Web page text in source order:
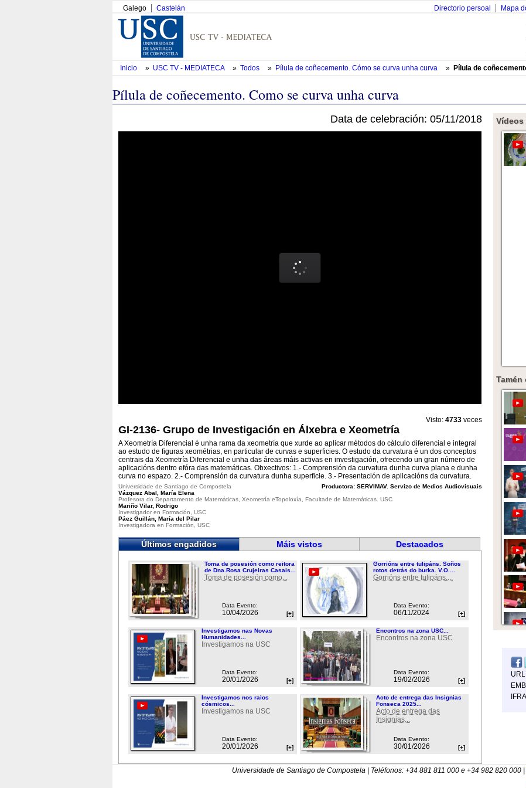
Galego Castelán Mapa
Directorio persoal
Inicio » USC TV - MEDIATECA » Todos » Pílula de coñecemento. Cómo se curva unha curva » Pílula de
Pílula de coñecemento. Como se curva unha curva
Data de celebración: 05/11/2018
Visto: 4733 veces
GI-2136- Grupo de Investigación en Álxebra e Xeometría
A Xeometría Diferencial é unha rama da xeometría que xurde ao aplicar métodos do cálculo diferencial e integral
ao estudo de figuras xeométrias, en particular de curvas e superficies. O estudo da curvatura é un dos conceptos
centrais da Xeometría Diferencial e unha das áreas máis activas en investigación, ofrecendo un gran número de
aplicacións dentro efóra das matemáticas. Obxectivos: 1.- Comprensión da curvatura dunha curva plana e dunha
curva no espazo. 2.- Comprensión da curvatura dunha superficie. 3.- Presentación de aplicacións da curvatura.
Productora: SERVIMAV. Servizo de Medios Audiovisuais
Universidade de Santiago de Compostela
Vázquez Abal, María Elena
Profesora do Departamento de Matemáticas, Xeometría eTopoloxía, Facultade de Matemáticas. USC
Mariño Vilar, Rodrigo
Investigador en Formación, USC
Páez Guillán, María del Pilar
Investigadora en Formación, USC
Últimos engadidos Máis vistos Destacados
Toma de posesión como reitora
de Dna.Rosa Crujeiras Casais...
Toma de posesión como...
Data Evento:
10/04/2026 [+]
Gorrións entre tulipáns. Soños
rotos detrás do burka. V.O....
Gorrións entre tulipáns....
Data Evento:
06/11/2024 [+]
Investigamos nas Novas
Humanidades...
Investigamos na USC
Data Evento:
20/01/2026 [+]
Encontros na zona USC...
Encontros na zona USC
Data Evento:
19/02/2026 [+]
Investigamos nos raios
cósmicos...
Investigamos na USC
Data Evento:
20/01/2026 [+]
Acto de entrega das Insignias
Fonseca 2025...
Acto de entrega das
Insignias...
Data Evento:
30/01/2026 [+]
Vídeos
Tamén
Universidade de Santiago de Compostela | Teléfonos: +34 881 811 000 e +34 982 820 000 |